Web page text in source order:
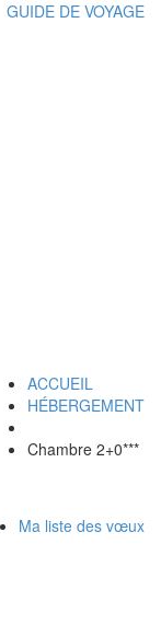
GUIDE DE VOYAGE
ACCUEIL
HÉBERGEMENT
Chambre 2+0***
Ma liste des vœux